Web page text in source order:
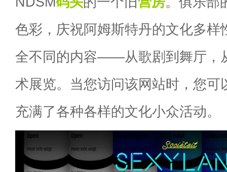
色彩，庆祝阿姆斯特丹的文化多样
全不同的内容——从歌剧到舞厅，
术展览。当您访问该网站时，您可
充满了各种各样的文化小众活动。